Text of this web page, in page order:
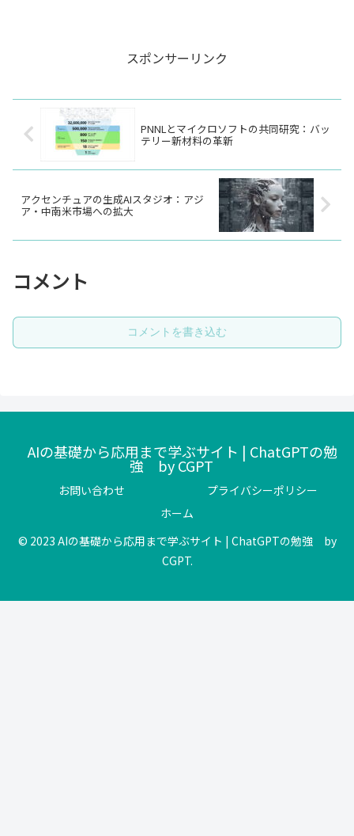
スポンサーリンク
PNNLとマイクロソフトの共同研究：バッ
テリー新材料の革新
アクセンチュアの生成AIスタジオ：アジ
ア・中南米市場への拡大
コメント
コメントを書き込む
AIの基礎から応用まで学ぶサイト | ChatGPTの勉
強 by CGPT
お問い合わせ
プライバシーポリシー
ホーム
© 2023 AIの基礎から応用まで学ぶサイト | ChatGPTの勉強 by
CGPT.